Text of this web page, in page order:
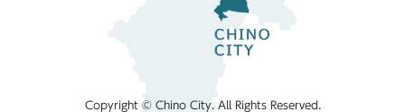
Copyright © Chino City. All Rights Reserved.